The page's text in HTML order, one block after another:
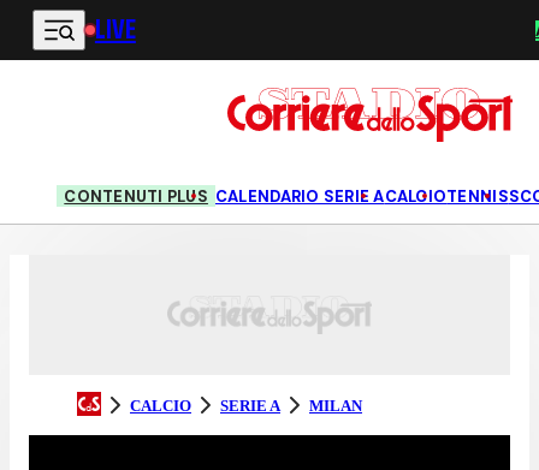
Vai al contenuto principale
LIVE
CONTENUTI PLUS CALENDARIO SERIE ACALCIOTENNIS
CALCIO SERIE A MILAN